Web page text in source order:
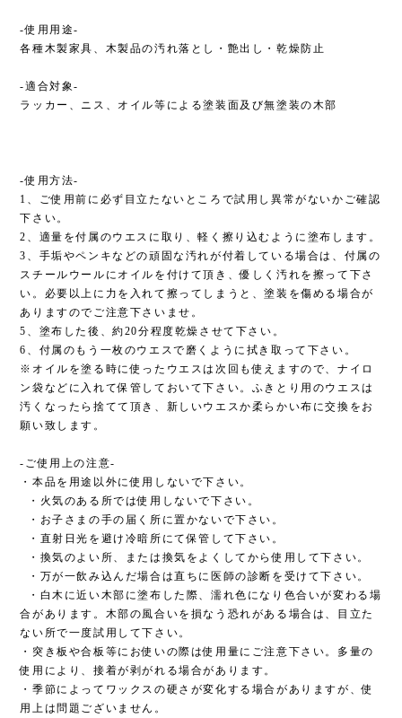
-使用用途-
各種木製家具、木製品の汚れ落とし・艶出し・乾燥防止
-適合対象-
ラッカー、ニス、オイル等による塗装面及び無塗装の木部
-使用方法-
1、ご使用前に必ず目立たないところで試用し異常がないかご確認
下さい。
2、適量を付属のウエスに取り、軽く擦り込むように塗布します。
3、手垢やペンキなどの頑固な汚れが付着している場合は、付属の
スチールウールにオイルを付けて頂き、優しく汚れを擦って下さ
い。必要以上に力を入れて擦ってしまうと、塗装を傷める場合が
ありますのでご注意下さいませ。
5、塗布した後、約20分程度乾燥させて下さい。
6、付属のもう一枚のウエスで磨くように拭き取って下さい。
※オイルを塗る時に使ったウエスは次回も使えますので、ナイロ
ン袋などに入れて保管しておいて下さい。ふきとり用のウエスは
汚くなったら捨てて頂き、新しいウエスか柔らかい布に交換をお
願い致します。
-ご使用上の注意-
・本品を用途以外に使用しないで下さい。
・火気のある所では使用しないで下さい。
・お子さまの手の届く所に置かないで下さい。
・直射日光を避け冷暗所にて保管して下さい。
・換気のよい所、または換気をよくしてから使用して下さい。
・万が一飲み込んだ場合は直ちに医師の診断を受けて下さい。
・白木に近い木部に塗布した際、濡れ色になり色合いが変わる場
合があります。木部の風合いを損なう恐れがある場合は、目立た
ない所で一度試用して下さい。
・突き板や合板等にお使いの際は使用量にご注意下さい。多量の
使用により、接着が剥がれる場合があります。
・季節によってワックスの硬さが変化する場合がありますが、使
用上は問題ございません。